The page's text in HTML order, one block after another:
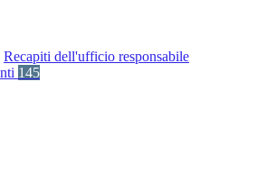
Recapiti dell'ufficio responsabile
145